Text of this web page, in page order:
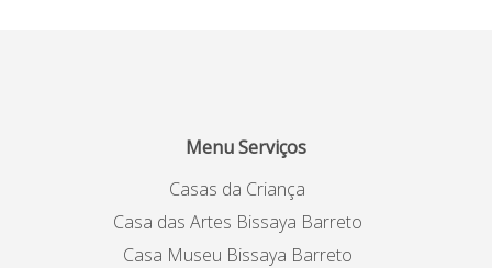
Menu Serviços
Casas da Criança
Casa das Artes Bissaya Barreto
Casa Museu Bissaya Barreto